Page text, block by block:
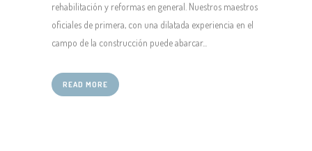
rehabilitación y reformas en general. Nuestros maestros
oficiales de primera, con una dilatada experiencia en el
campo de la construcción puede abarcar...
READ MORE